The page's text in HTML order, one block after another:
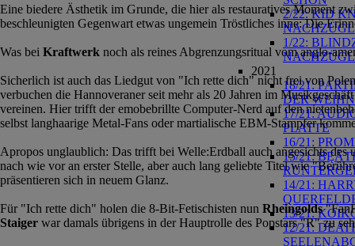
2/22: KID
1/22:
2021
18/21:
DER
17/21:
PLATTE
16/21:
15/21:
14/21:
13/21:
12/21:
Eine biedere Ästhetik im Grunde, die hier als restauratives Moment
beschleunigten Gegenwart etwas ungemein Tröstliches inne: Die
Was bei Kraftwerk noch als reines Abgrenzungsritual vom anglo-
Sicherlich ist auch das Liedgut von "Ich rette dich" nicht frei von
verbuchen die Hannoveraner seit mehr als 20 Jahren im
vereinen. Hier trifft der emobebrillte Computer-Nerd auf den
selbst langhaarige Metal-Fans oder martialische EBM-Stampfer
Apropos unglaublich: Das trifft bei Welle:Erdball auch angesichts
nach wie vor an erster Stelle, aber auch lang geliebte Titel wie
präsentieren sich in neuem Glanz.
Für "Ich rette dich" holen die 8-Bit-Fetischisten nun Rheingolds
Staiger war damals übrigens in der Hauptrolle des Popstars "R" zu